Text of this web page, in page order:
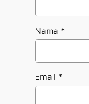
Nama *
Email *